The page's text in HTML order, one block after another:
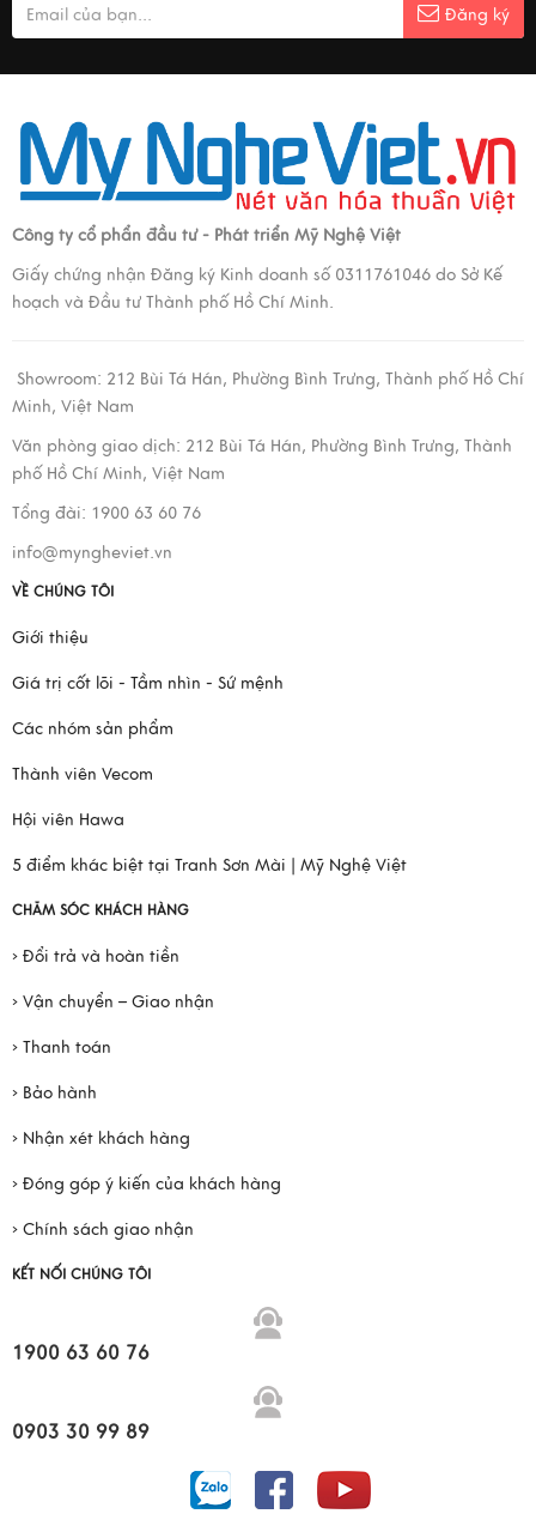
Đăng ký
Công ty cổ phẩn đầu tư - Phát triển Mỹ Nghệ Việt
Giấy chứng nhận Đăng ký Kinh doanh số 0311761046 do Sở Kế
hoạch và Đầu tư Thành phố Hồ Chí Minh.
Showroom: 212 Bùi Tá Hán, Phường Bình Trưng, Thành phố Hồ Chí
Minh, Việt Nam
Văn phòng giao dịch: 212 Bùi Tá Hán, Phường Bình Trưng, Thành
phố Hồ Chí Minh, Việt Nam
Tổng đài: 1900 63 60 76
info@myngheviet.vn
VỀ CHÚNG TÔI
Giới thiệu
Giá trị cốt lõi - Tầm nhìn - Sứ mệnh
Các nhóm sản phẩm
Thành viên Vecom
Hội viên Hawa
5 điểm khác biệt tại Tranh Sơn Mài | Mỹ Nghệ Việt
CHĂM SÓC KHÁCH HÀNG
› Đổi trả và hoàn tiền
› Vận chuyển – Giao nhận
› Thanh toán
› Bảo hành
› Nhận xét khách hàng
› Đóng góp ý kiến của khách hàng
› Chính sách giao nhận
KẾT NỐI CHÚNG TÔI
1900 63 60 76
0903 30 99 89